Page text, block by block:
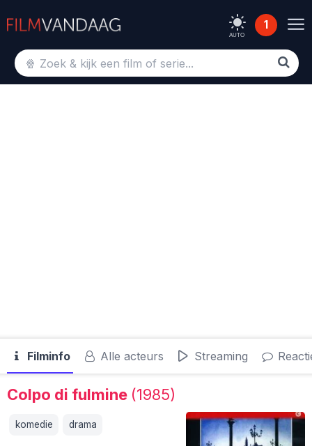
AUTO
1
Filminfo Alle acteurs Streaming
Colpo di fulmine (1985)
komedie drama